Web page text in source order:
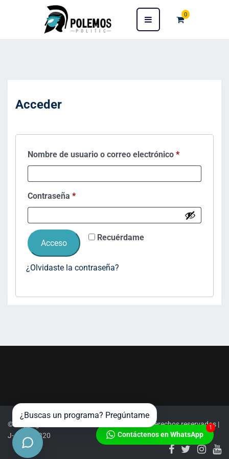
0
Acceder
Nombre de usuario o correo electrónico *
Contraseña *
Recuérdame
Acceso
¿Olvidaste la contraseña?
© Copyright 2020 Polemos Politic | Todos los derechos reservados |
J-403170320
Contáctenos en WhatsApp
1
¿Buscas un programa? Pregúntame